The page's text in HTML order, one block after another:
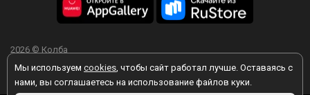
Мы используем cookies, чтобы сайт работал лучше. Оставаясь с
нами, вы соглашаетесь на использование файлов куки.
2026 © Колба